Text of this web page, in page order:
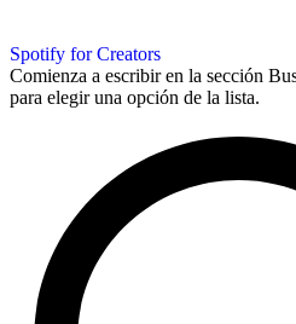
Spotify for Creators
Comienza a escribir en la sección
para elegir una opción de la lista.